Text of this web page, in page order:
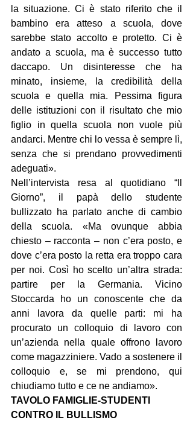
la situazione. Ci è stato riferito che il
bambino era atteso a scuola, dove
sarebbe stato accolto e protetto. Ci è
andato a scuola, ma è successo tutto
daccapo. Un disinteresse che ha
minato, insieme, la credibilità della
scuola e quella mia. Pessima figura
delle istituzioni con il risultato che mio
figlio in quella scuola non vuole più
andarci. Mentre chi lo vessa è sempre lì,
senza che si prendano provvedimenti
adeguati».
Nell’intervista resa al quotidiano “Il
Giorno”, il papà dello studente
bullizzato ha parlato anche di cambio
della scuola. «Ma ovunque abbia
chiesto – racconta – non c’era posto, e
dove c’era posto la retta era troppo cara
per noi. Così ho scelto un’altra strada:
partire per la Germania. Vicino
Stoccarda ho un conoscente che da
anni lavora da quelle parti: mi ha
procurato un colloquio di lavoro con
un’azienda nella quale offrono lavoro
come magazziniere. Vado a sostenere il
colloquio e, se mi prendono, qui
chiudiamo tutto e ce ne andiamo».
TAVOLO FAMIGLIE-STUDENTI
CONTRO IL BULLISMO